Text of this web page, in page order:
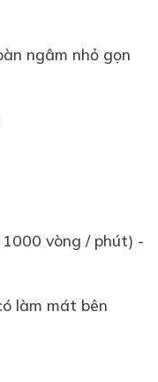
ngâm nhỏ gọn
vòng / phút) -
làm mát bên